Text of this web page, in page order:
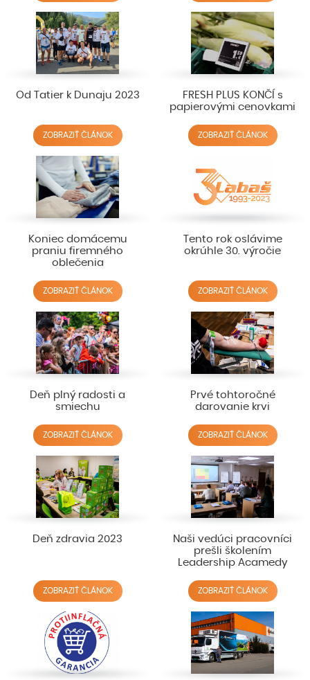
Od Tatier k Dunaju 2023
ZOBRAZIŤ ČLÁNOK
FRESH PLUS KONČÍ s
papierovými cenovkami
ZOBRAZIŤ ČLÁNOK
Koniec domácemu
praniu firemného
oblečenia
ZOBRAZIŤ ČLÁNOK
Tento rok oslávime
okrúhle 30. výročie
ZOBRAZIŤ ČLÁNOK
Deň plný radosti a
smiechu
ZOBRAZIŤ ČLÁNOK
Prvé tohtoročné
darovanie krvi
ZOBRAZIŤ ČLÁNOK
Deň zdravia 2023
ZOBRAZIŤ ČLÁNOK
Naši vedúci pracovníci
prešli školením
Leadership Acamedy
ZOBRAZIŤ ČLÁNOK